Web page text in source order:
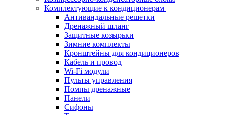
Комплектующие к кондиционерам
Антивандальные решетки
Дренажный шланг
Защитные козырьки
Зимние комплекты
Кронштейны для кондиционеров
Кабель и провод
Wi-Fi модули
Пульты управления
Помпы дренажные
Панели
Сифоны